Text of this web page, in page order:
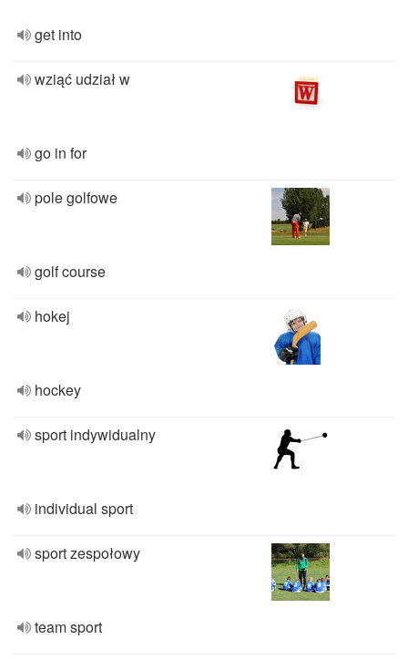
get into
wziąć udział w
go in for
pole golfowe
golf course
hokej
hockey
sport indywidualny
individual sport
sport zespołowy
team sport